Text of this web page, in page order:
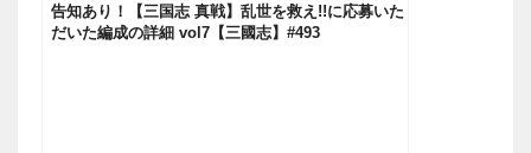
告知あり！【三国志 真戦】乱世を救え!!に応募いた
だいた編成の詳細 vol7【三國志】#493